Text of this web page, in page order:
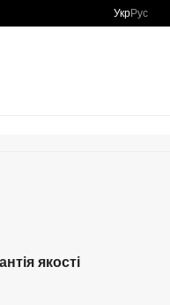
УкрРус
якості